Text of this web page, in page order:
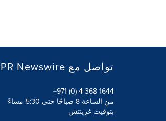
PR Newswire تواصل مع
+971 (0) 4 368 1644
من الساعة 8 صباحًا حتى 5:30 مساءً
بتوقيت غرينتش